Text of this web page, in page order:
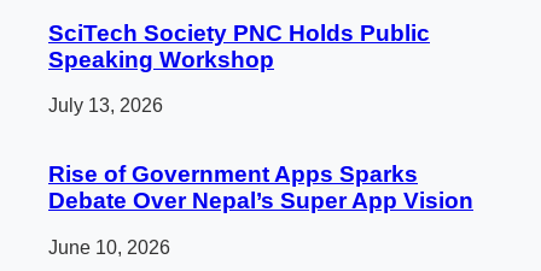
SciTech Society PNC Holds Public
Speaking Workshop
July 13, 2026
Rise of Government Apps Sparks
Debate Over Nepal’s Super App Vision
June 10, 2026